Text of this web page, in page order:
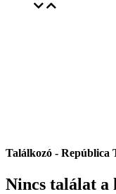
Találkozó - República
Nincs találat a